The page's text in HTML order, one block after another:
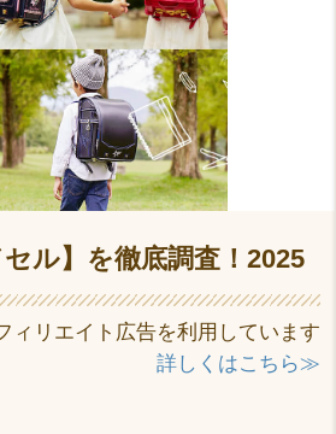
セル】を徹底調査！2025
ィリエイト広告を利用しています
詳しくはこちら≫